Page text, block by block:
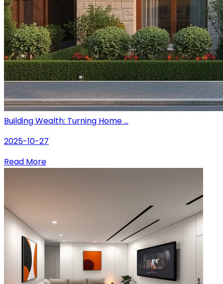
Building Wealth: Turning Home ...
2025-10-27
Read More